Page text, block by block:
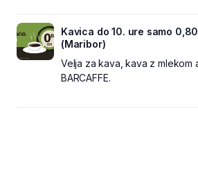
Kavica do 10. ure samo
(Maribor)
Velja za kava, kava z mlekom
BARCAFFE.